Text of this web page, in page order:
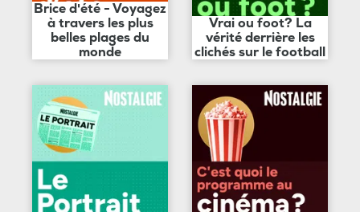
Brice d'été - Voyagez
à travers les plus
belles plages du
monde
Vrai ou foot? La
vérité derrière les
clichés sur le football